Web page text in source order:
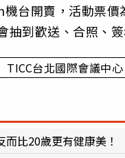
台開賣，活動票
到歡送、合照、
TICC台北國際會議中心
比20歲更有健康美！